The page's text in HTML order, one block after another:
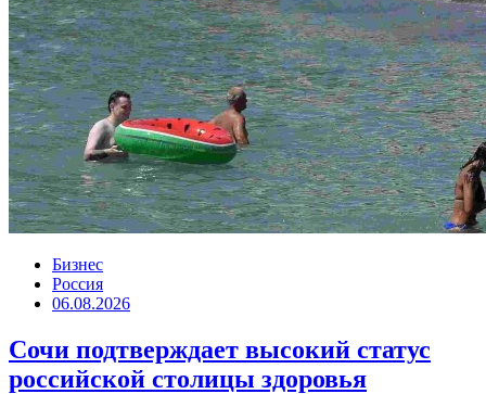
Бизнес
Россия
06.08.2026
Сочи подтверждает высокий статус
российской столицы здоровья